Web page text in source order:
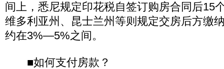
间上，悉尼规定印花税自签订购房合同后15
维多利亚州、昆士兰州等则规定交房后方缴
约在3%—5%之间。
■如何支付房款？